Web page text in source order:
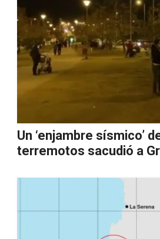
Un ‘enjambre sísmico’
terremotos sacudió a